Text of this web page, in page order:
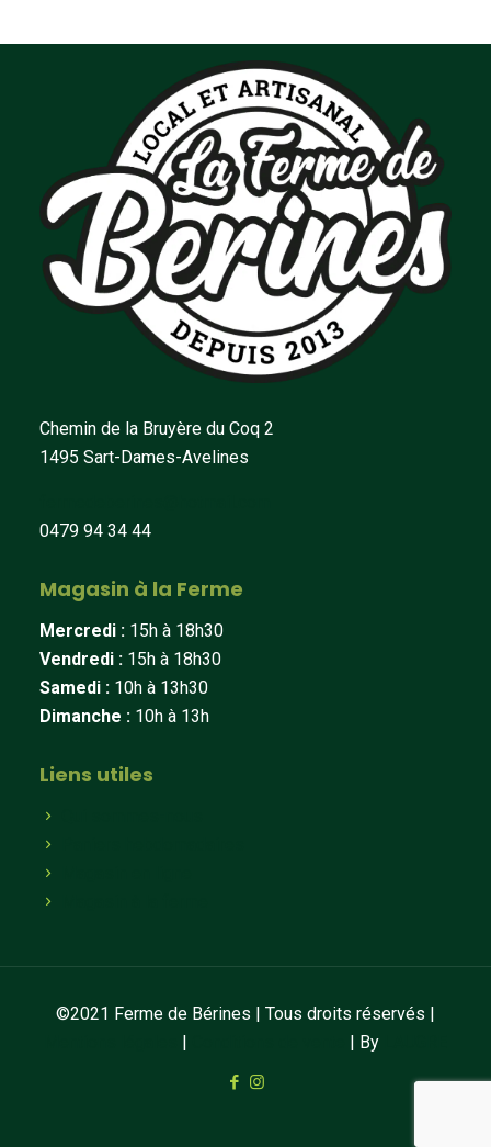
Chemin de la Bruyère du Coq 2
1495 Sart-Dames-Avelines
0479 94 34 44
Magasin à la Ferme
Mercredi : 15h à 18h30
Vendredi : 15h à 18h30
Samedi : 10h à 13h30
Dimanche : 10h à 13h
Liens utiles
©2021 Ferme de Bérines | Tous droits réservés |
| By